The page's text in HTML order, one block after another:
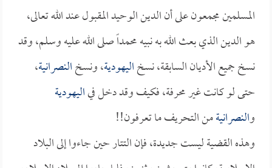
المسلمين مجمعون على أن الدين الوحيد المقبول عند الله تعالى،
هو الدين الذي بعث الله به نبيه محمداً صلى الله عليه وسلم، وقد
نسخ جميع الأديان السابقة، نسخاليهودية، ونسخالنصرانية،
حتى لو كانت غير محرفة، فكيف وقد دخل فياليهودية
والنصرانيةمن التحريف ما تعرفون!!
وهذه القضية ليست جديدة، فإن التتار حين جاءوا إلى البلاد